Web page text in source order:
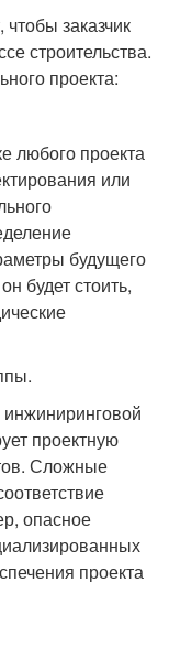
заказчик
строительства.
проекта:
любого проекта
или
будущего
будет стоить,
инжиниринговой
проектную
Сложные
опасное
проекта